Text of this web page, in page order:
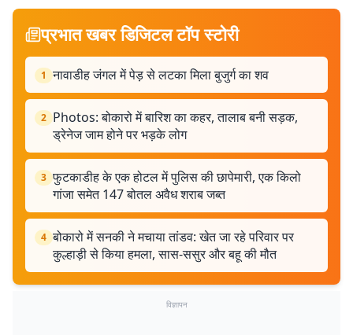
प्रभात खबर डिजिटल टॉप स्टोरी
1 नावाडीह जंगल में पेड़ से लटका मिला बुजुर्ग का शव
2 Photos: बोकारो में बारिश का कहर, तालाब बनी सड़क,
ड्रेनेज जाम होने पर भड़के लोग
3 फुटकाडीह के एक होटल में पुलिस की छापेमारी, एक किलो
गांजा समेत 147 बोतल अवैध शराब जब्त
4 बोकारो में सनकी ने मचाया तांडव: खेत जा रहे परिवार पर
कुल्हाड़ी से किया हमला, सास-ससुर और बहू की मौत
विज्ञापन